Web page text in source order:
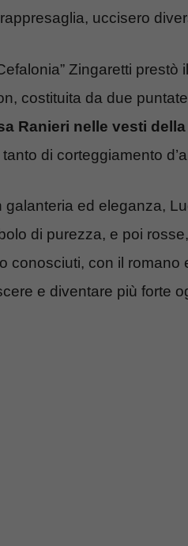
uccisero
Zingaretti prestò
costituita da due
Ranieri nelle vesti
di corteggiamento
galanteria ed eleganza,
di purezza, e poi
conosciuti, con il romano
e diventare più forte